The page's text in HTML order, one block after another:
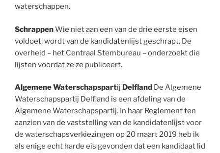
waterschappen.
SchrappenWie niet aan een van de drie eerste eisen
voldoet, wordt van de kandidatenlijst geschrapt. De
overheid – het Centraal Stembureau – onderzoekt die
lijsten voordat ze ze publiceert.
AlgemeneWaterschapspartij Delfland De Algemene
Waterschapspartij Delfland is een afdeling van de
Algemene Waterschapspartij. In haar Reglement ten
aanzien van de vaststelling van de kandidatenlijst voor
de waterschapsverkiezingen op 20 maart 2019 heb ik
als enige echt harde eis gevonden dat een kandidaat lid